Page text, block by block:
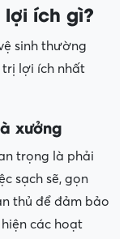
ích gì?
sinh thường
trị lợi ích nhất
xưởng
trọng là phải
sạch sẽ, gọn
thủ để đảm bảo
các hoạt